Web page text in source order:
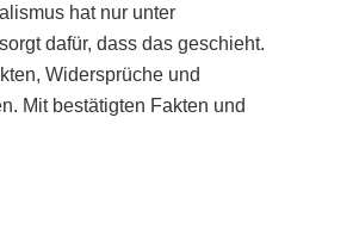
hat nur unter
dafür, dass das geschieht.
Widersprüche und
Mit bestätigten Fakten und